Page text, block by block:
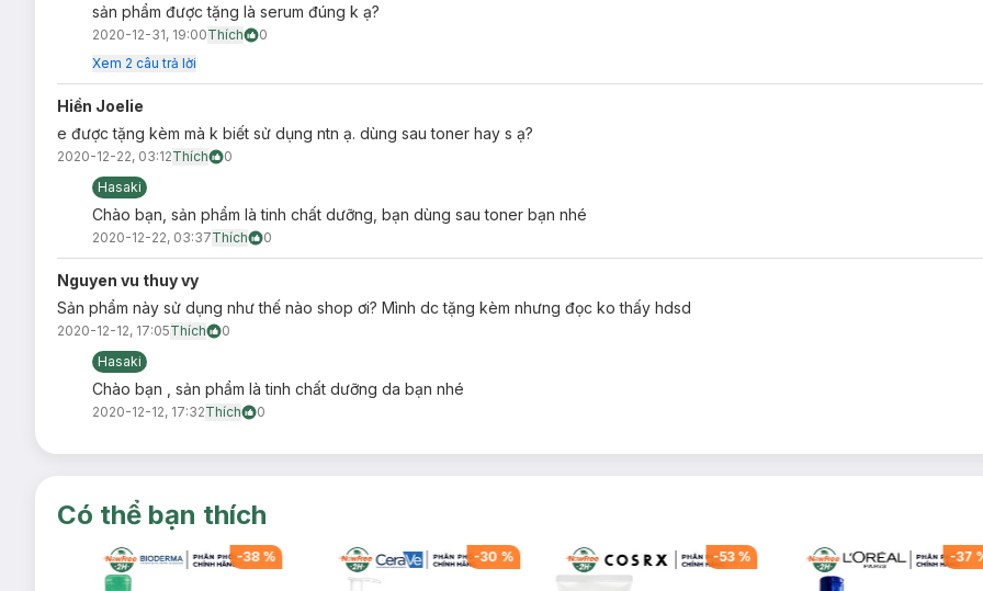
sản phẩm được tặng là serum đúng k ạ?
2020-12-31, 19:00Thích
0
Xem 2 câu trả lời
Hiền Joelie
e được tặng kèm mà k biết sử dụng ntn ạ. dùng sau toner hay s ạ?
2020-12-22, 03:12Thích
0
Hasaki
Chào bạn, sản phẩm là tinh chất dưỡng, bạn dùng sau toner bạn nhé
2020-12-22, 03:37Thích 0
Nguyen vu thuy vy
Sản phẩm này sử dụng như thế nào shop ơi? Mình dc tặng kèm nhưng đọc ko thấy hdsd
2020-12-12, 17:05Thích
0
Hasaki
Chào bạn , sản phẩm là tinh chất dưỡng da bạn nhé
2020-12-12, 17:32Thích 0
Có thể bạn thích
-38% -30 % -53% -37